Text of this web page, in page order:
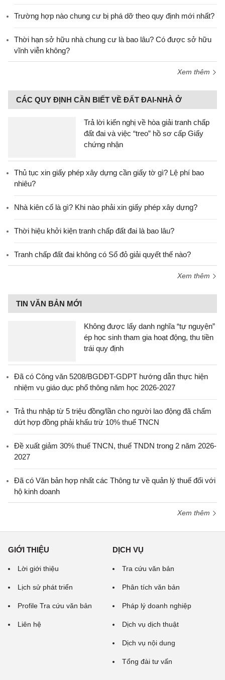
Trường hợp nào chung cư bị phá dỡ theo quy định mới nhất?
Thời hạn sở hữu nhà chung cư là bao lâu? Có được sở hữu
vĩnh viễn không?
Xem thêm
CÁC QUY ĐỊNH CẦN BIẾT VỀ ĐẤT ĐAI-NHÀ Ở
Trả lời kiến nghị về hòa giải tranh chấp
đất đai và việc “treo” hồ sơ cấp Giấy
chứng nhận
Thủ tục xin giấy phép xây dựng cần giấy tờ gì? Lệ phí bao
nhiêu?
Nhà kiên cố là gì? Khi nào phải xin giấy phép xây dựng?
Thời hiệu khởi kiện tranh chấp đất đai là bao lâu?
Tranh chấp đất đai không có Sổ đỏ giải quyết thế nào?
Xem thêm
TIN VĂN BẢN MỚI
Không được lấy danh nghĩa “tự nguyện”
ép học sinh tham gia hoạt động, thu tiền
trái quy định
Đã có Công văn 5208/BGDĐT-GDPT hướng dẫn thực hiện
nhiệm vụ giáo dục phổ thông năm học 2026-2027
Trả thu nhập từ 5 triệu đồng/lần cho người lao động đã chấm
dứt hợp đồng phải khấu trừ 10% thuế TNCN
Đề xuất giảm 30% thuế TNCN, thuế TNDN trong 2 năm 2026-
2027
Đã có Văn bản hợp nhất các Thông tư về quản lý thuế đối với
hộ kinh doanh
Xem thêm
GIỚI THIỆU
Lời giới thiệu
Lịch sử phát triển
Profile Tra cứu văn bản
Liên hệ
DỊCH VỤ
Tra cứu văn bản
Phân tích văn bản
Pháp lý doanh nghiệp
Dịch vụ dịch thuật
Dịch vụ nội dung
Tổng đài tư vấn